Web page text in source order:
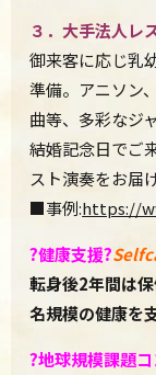
３．大手法人レ
御来客に応じ乳
準備。アニソン
曲等、多彩なジ
結婚記念日でご
スト演奏をお届け
■事例:https://
?健康支援?
転身後2年間は
名規模の健康を
?️地球規模課題